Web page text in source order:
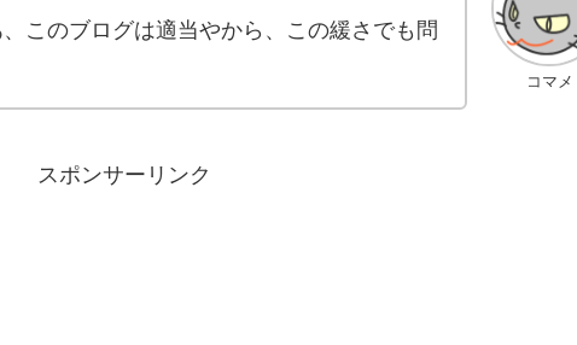
コマメ
このブログは適当やから、この緩さでも問
スポンサーリンク